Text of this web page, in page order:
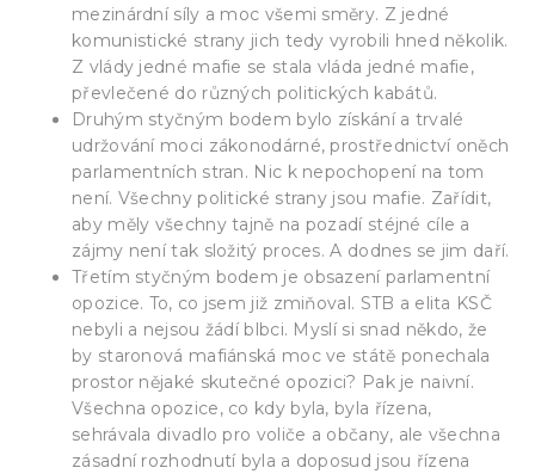
mezinárdní síly a moc všemi směry. Z jedné
komunistické strany jich tedy vyrobili hned několik.
Z vlády jedné mafie se stala vláda jedné mafie,
převlečené do různých politických kabátů.
Druhým styčným bodem bylo získání a trvalé
udržování moci zákonodárné, prostřednictví oněch
parlamentních stran. Nic k nepochopení na tom
není. Všechny politické strany jsou mafie. Zařídit,
aby měly všechny tajně na pozadí stéjné cíle a
zájmy není tak složitý proces. A dodnes se jim daří.
Třetím styčným bodem je obsazení parlamentní
opozice. To, co jsem již zmiňoval. STB a elita KSČ
nebyli a nejsou žádí blbci. Myslí si snad někdo, že
by staronová mafiánská moc ve státě ponechala
prostor nějaké skutečné opozici? Pak je naivní.
Všechna opozice, co kdy byla, byla řízena,
sehrávala divadlo pro voliče a občany, ale všechna
zásadní rozhodnutí byla a doposud jsou řízena